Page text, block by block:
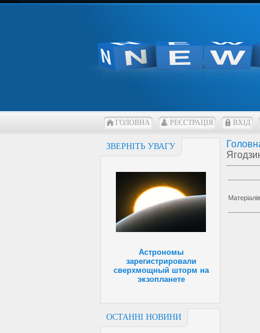
ГОЛОВНА РЕЄСТРАЦІЯ ВХІД
ЗВЕРНІТЬ УВАГУ
Астрономы
зарегистрировали
сверхмощный шторм на
экзопланете
ОСТАННІ НОВИНИ